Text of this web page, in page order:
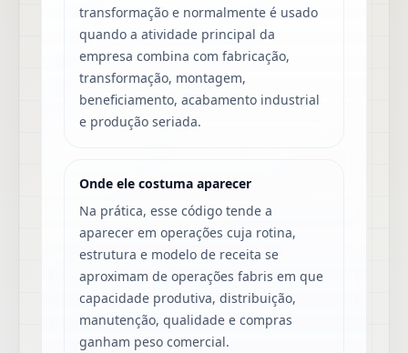
transformação e normalmente é usado
quando a atividade principal da
empresa combina com fabricação,
transformação, montagem,
beneficiamento, acabamento industrial
e produção seriada.
Onde ele costuma aparecer
Na prática, esse código tende a
aparecer em operações cuja rotina,
estrutura e modelo de receita se
aproximam de operações fabris em que
capacidade produtiva, distribuição,
manutenção, qualidade e compras
ganham peso comercial.